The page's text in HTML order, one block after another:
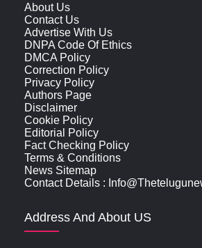
About Us
Contact Us
Advertise With Us
DNPA Code Of Ethics
DMCA Policy
Correction Policy
Privacy Policy
Authors Page
Disclaimer
Cookie Policy
Editorial Policy
Fact Checking Policy
Terms & Conditions
News Sitemap
Contact Details :
Address And About US